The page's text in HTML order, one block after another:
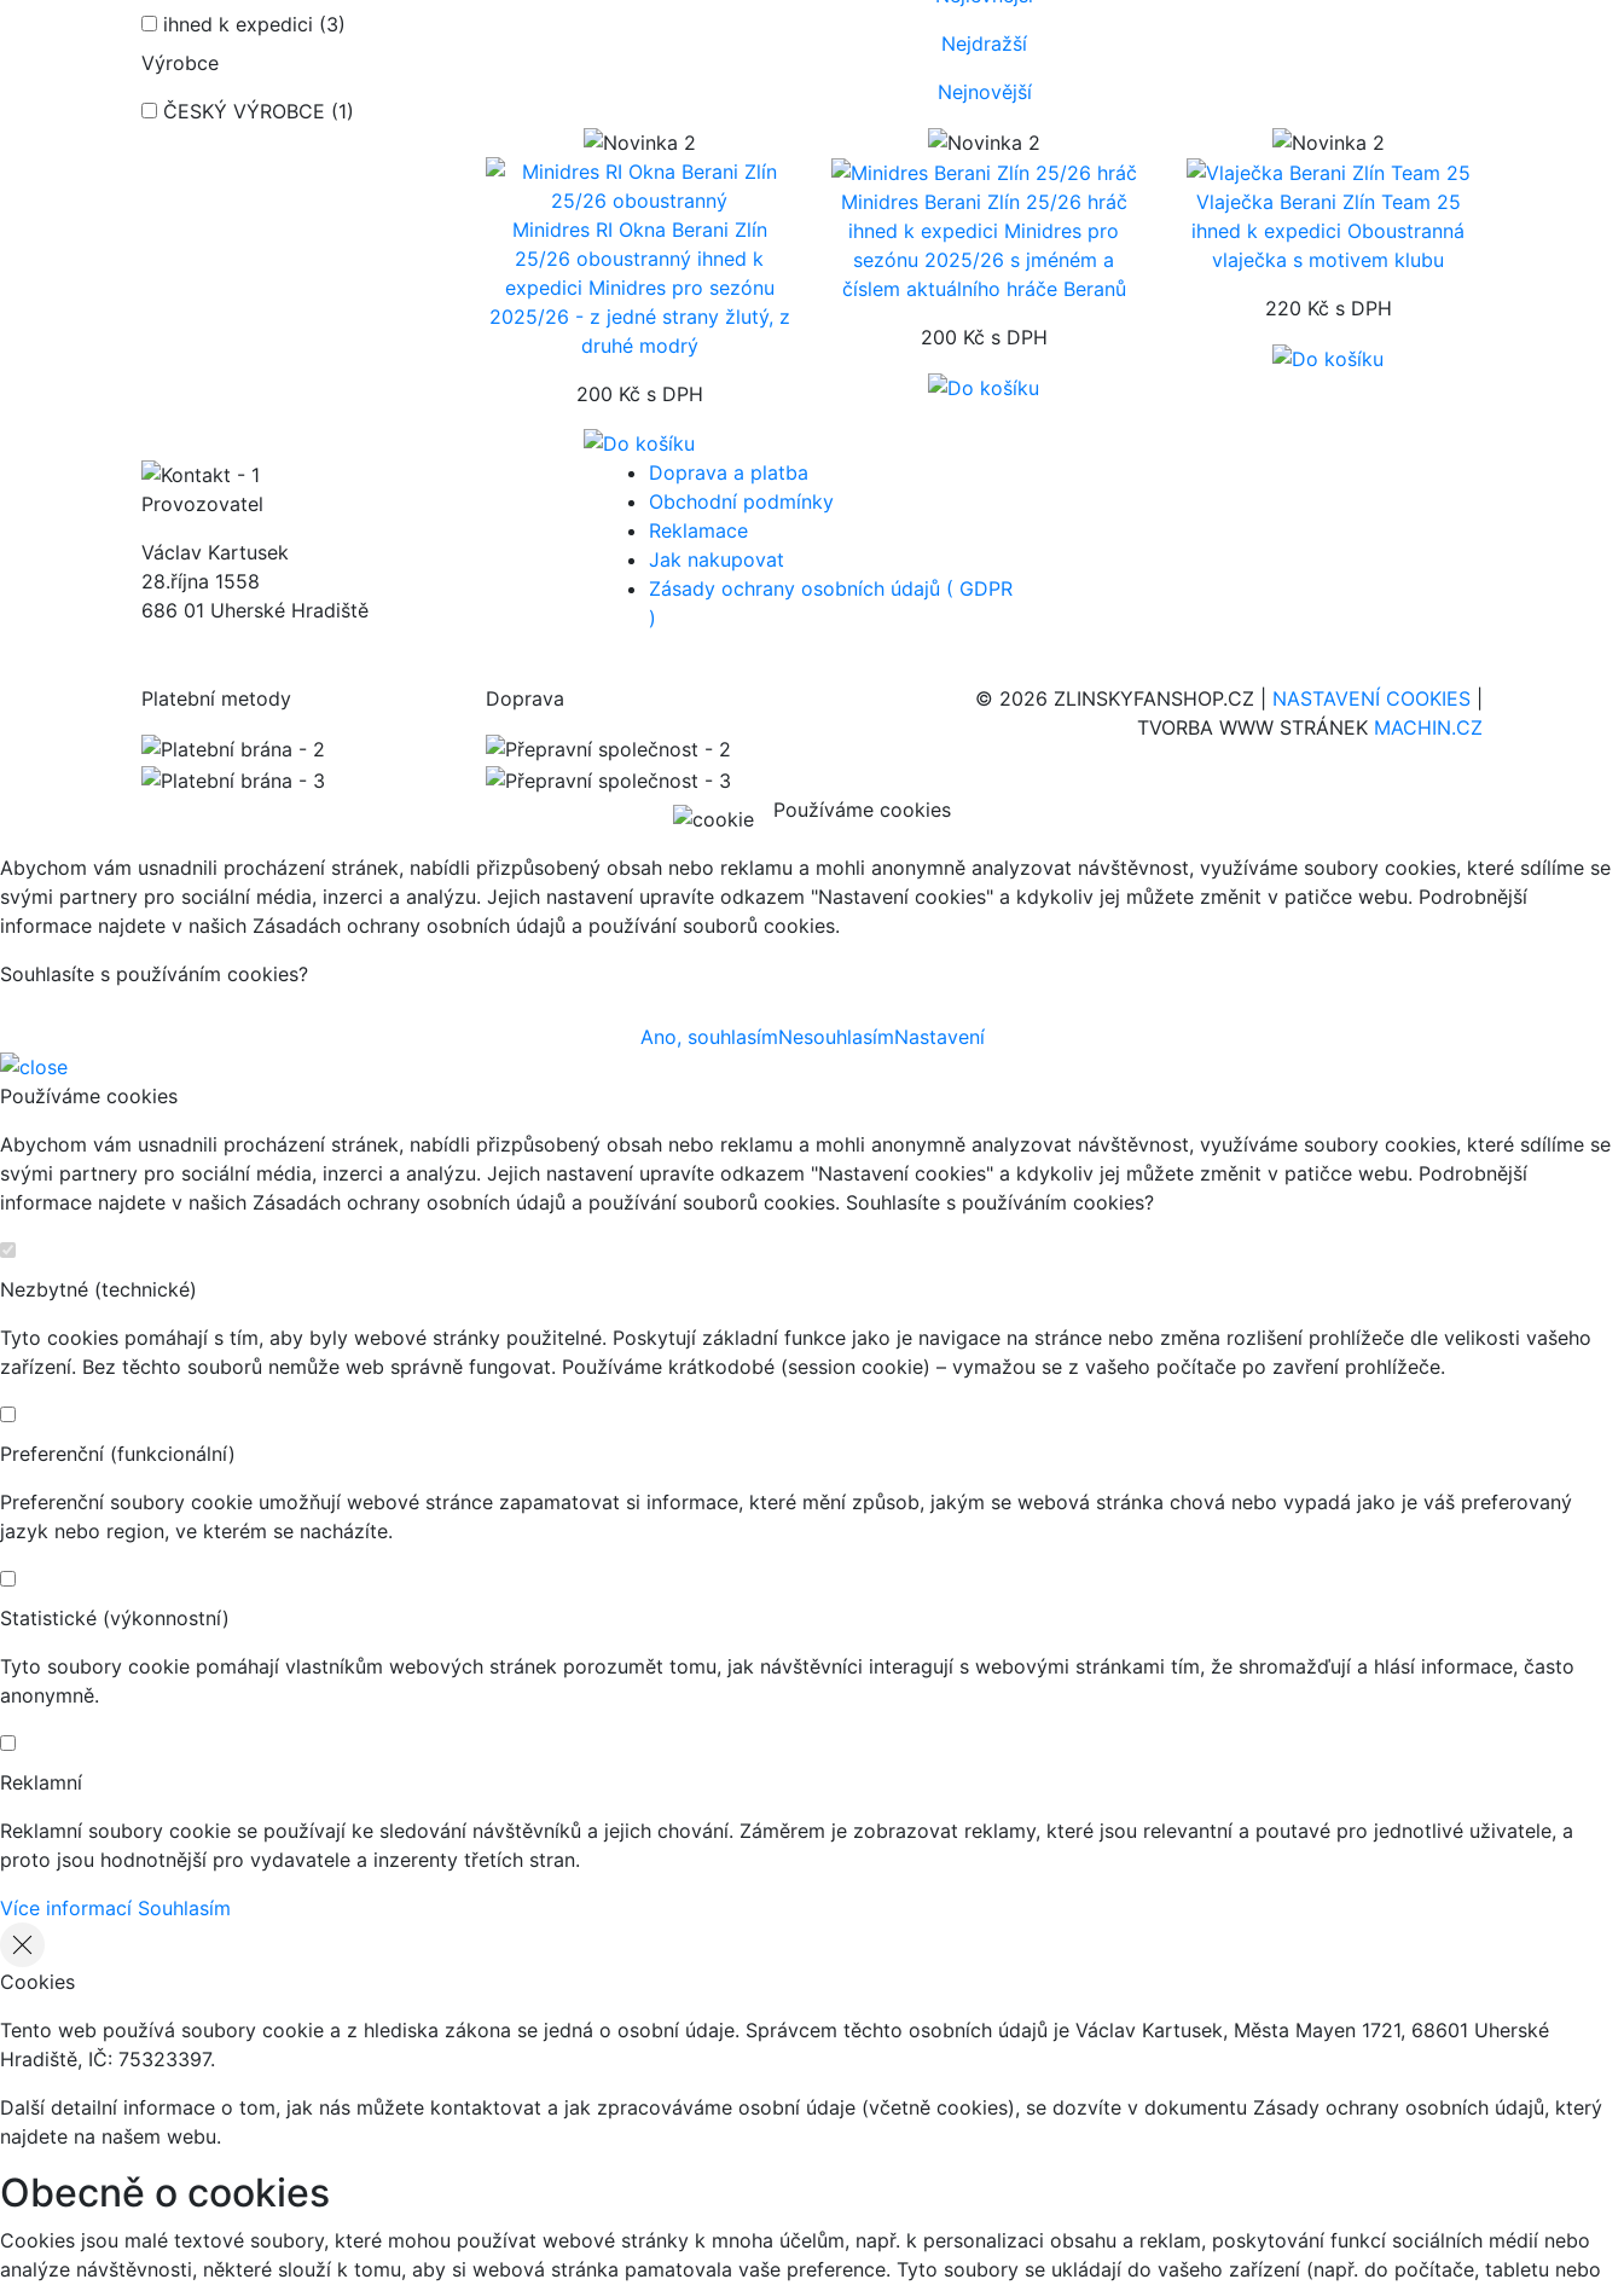
ihned k expedici (3)
Výrobce
ČESKÝ VÝROBCE (1)
Nejdražší
Nejnovější
Minidres RI Okna Berani Zlín
25/26 oboustranný ihned k
expedici Minidres pro sezónu
2025/26 - z jedné strany žlutý, z
druhé modrý
200 Kč s DPH
Minidres Berani Zlín 25/26 hráč
ihned k expedici Minidres pro
sezónu 2025/26 s jméném a
číslem aktuálního hráče Beranů
200 Kč s DPH
Vlaječka Berani Zlín Team 25
ihned k expedici Oboustranná
vlaječka s motivem klubu
220 Kč s DPH
Provozovatel
Václav Kartusek
28.října 1558
686 01 Uherské Hradiště
Doprava a platba
Obchodní podmínky
Reklamace
Jak nakupovat
Zásady ochrany osobních údajů ( GDPR
)
Platební metody Doprava © 2026 ZLINSKYFANSHOP.CZ | NASTAVENÍ COOKIES
TVORBA WWW STRÁNEK MACHIN.CZ
Používáme cookies
Abychom vám usnadnili procházení stránek, nabídli přizpůsobený obsah nebo reklamu a mohli anonymně analyzovat návštěvnost, využíváme soubory cookies, které sdílíme se
svými partnery pro sociální média, inzerci a analýzu. Jejich nastavení upravíte odkazem "Nastavení cookies" a kdykoliv jej můžete změnit v patičce webu. Podrobnější
informace najdete v našich Zásadách ochrany osobních údajů a používání souborů cookies.
Souhlasíte s používáním cookies?
Ano, souhlasímNesouhlasímNastavení
Používáme cookies
Abychom vám usnadnili procházení stránek, nabídli přizpůsobený obsah nebo reklamu a mohli anonymně analyzovat návštěvnost, využíváme soubory cookies, které sdílíme se
svými partnery pro sociální média, inzerci a analýzu. Jejich nastavení upravíte odkazem "Nastavení cookies" a kdykoliv jej můžete změnit v patičce webu. Podrobnější
informace najdete v našich Zásadách ochrany osobních údajů a používání souborů cookies. Souhlasíte s používáním cookies?
Nezbytné (technické)
Tyto cookies pomáhají s tím, aby byly webové stránky použitelné. Poskytují základní funkce jako je navigace na stránce nebo změna rozlišení prohlížeče dle velikosti vašeho
zařízení. Bez těchto souborů nemůže web správně fungovat. Používáme krátkodobé (session cookie) – vymažou se z vašeho počítače po zavření prohlížeče.
Preferenční (funkcionální)
Preferenční soubory cookie umožňují webové stránce zapamatovat si informace, které mění způsob, jakým se webová stránka chová nebo vypadá jako je váš preferovaný
jazyk nebo region, ve kterém se nacházíte.
Statistické (výkonnostní)
Tyto soubory cookie pomáhají vlastníkům webových stránek porozumět tomu, jak návštěvníci interagují s webovými stránkami tím, že shromažďují a hlásí informace, často
anonymně.
Reklamní
Reklamní soubory cookie se používají ke sledování návštěvníků a jejich chování. Záměrem je zobrazovat reklamy, které jsou relevantní a poutavé pro jednotlivé uživatele, a
proto jsou hodnotnější pro vydavatele a inzerenty třetích stran.
Více informací Souhlasím
Cookies
Tento web používá soubory cookie a z hlediska zákona se jedná o osobní údaje. Správcem těchto osobních údajů je Václav Kartusek, Města Mayen 1721, 68601 Uherské
Hradiště, IČ: 75323397.
Další detailní informace o tom, jak nás můžete kontaktovat a jak zpracováváme osobní údaje (včetně cookies), se dozvíte v dokumentu Zásady ochrany osobních údajů, který
najdete na našem webu.
Obecně o cookies
Cookies jsou malé textové soubory, které mohou používat webové stránky k mnoha účelům, např. k personalizaci obsahu a reklam, poskytování funkcí sociálních médií nebo
analýze návštěvnosti, některé slouží k tomu, aby si webová stránka pamatovala vaše preference. Tyto soubory se ukládají do vašeho zařízení (např. do počítače, tabletu nebo